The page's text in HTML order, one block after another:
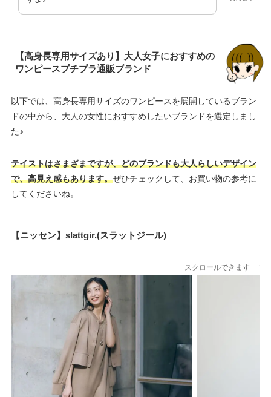
【高身長専用サイズあり】大人女子におすすめの
ワンピースプチプラ通販ブランド
以下では、高身長専用サイズのワンピースを展開しているブラン
ドの中から、大人の女性におすすめしたいブランドを選定しまし
た♪
テイストはさまざまですが、どのブランドも大人らしいデザイン
で、高見え感もあります。ぜひチェックして、お買い物の参考に
してくださいね。
【ニッセン】slattgir.(スラットジール)
スクロールできます